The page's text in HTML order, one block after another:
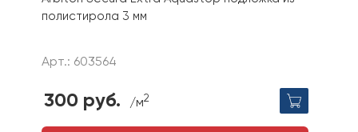
полистирола 3 мм
Арт.: 603564
300 руб. /м2